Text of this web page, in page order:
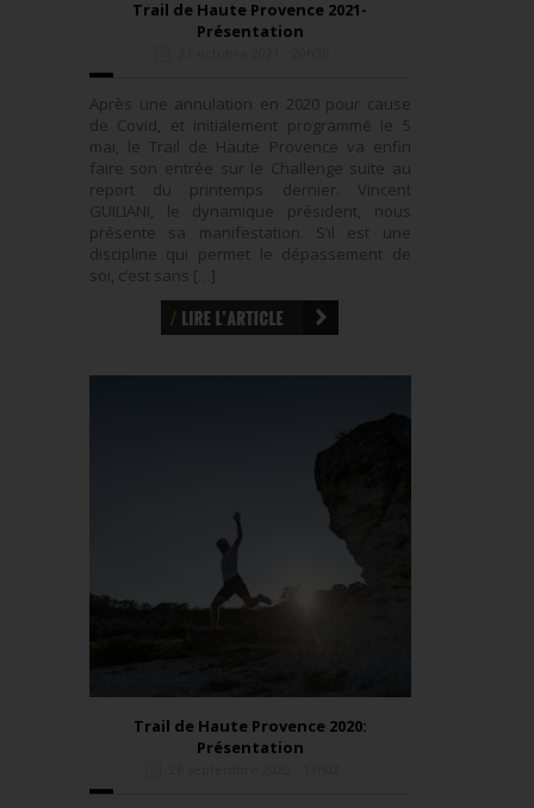
Trail de Haute Provence 2021-
Présentation
Après une annulation en 2020 pour cause
de Covid, et initialement programmé le 5
mai, le Trail de Haute Provence va enfin
faire son entrée sur le Challenge suite au
report du printemps dernier. Vincent
GUILIANI, le dynamique président, nous
présente sa manifestation. S’il est une
discipline qui permet le dépassement de
soi, c’est sans […]
Trail de Haute Provence 2020:
Présentation